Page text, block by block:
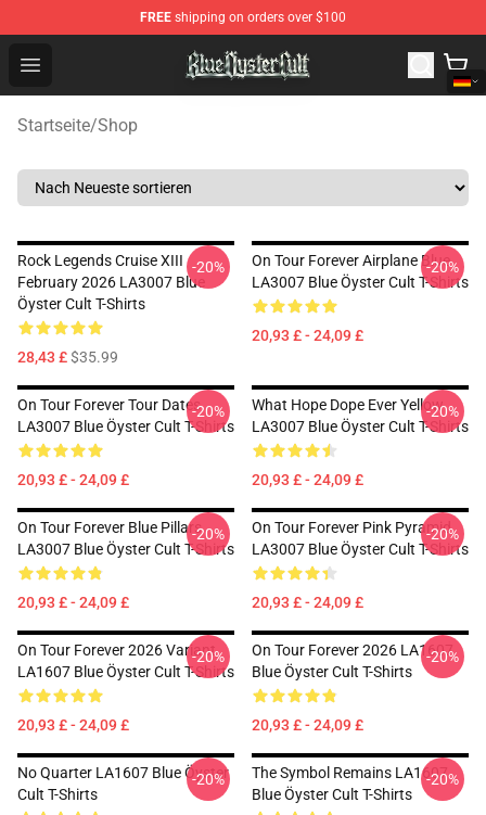
FREE shipping on orders over $100
Open menu
Blue Öyster Cult Store - Official Blue Öyster Cult
Startseite/Shop
Rock Legends Cruise XIII
February 2026 LA3007 Blue
Öyster Cult T-Shirts
28,43 £$35.99
-20%
On Tour Forever Airplane Blue
LA3007 Blue Öyster Cult T-Shirts
20,93 £ - 24,09 £
-20%
On Tour Forever Tour Dates
LA3007 Blue Öyster Cult T-Shirts
20,93 £ - 24,09 £
-20%
What Hope Dope Ever Yellow
LA3007 Blue Öyster Cult T-Shirts
20,93 £ - 24,09 £
-20%
On Tour Forever Blue Pillars
LA3007 Blue Öyster Cult T-Shirts
20,93 £ - 24,09 £
-20%
On Tour Forever Pink Pyramid
LA3007 Blue Öyster Cult T-Shirts
20,93 £ - 24,09 £
-20%
On Tour Forever 2026 Variant
LA1607 Blue Öyster Cult T-Shirts
20,93 £ - 24,09 £
-20%
On Tour Forever 2026 LA1607
Blue Öyster Cult T-Shirts
20,93 £ - 24,09 £
-20%
No Quarter LA1607 Blue Öyster
Cult T-Shirts
-20%
The Symbol Remains LA1607
Blue Öyster Cult T-Shirts
-20%